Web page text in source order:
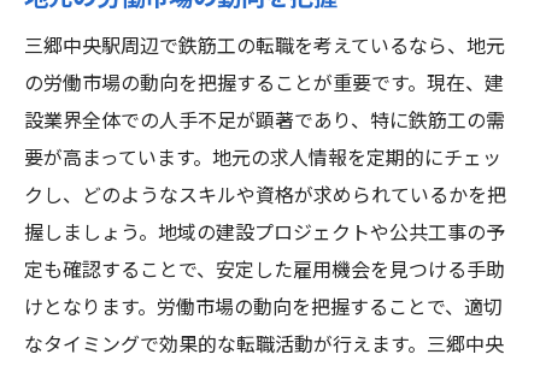
三郷中央駅周辺で鉄筋工の転職を考えているなら、地元
の労働市場の動向を把握することが重要です。現在、建
設業界全体での人手不足が顕著であり、特に鉄筋工の需
要が高まっています。地元の求人情報を定期的にチェッ
クし、どのようなスキルや資格が求められているかを把
握しましょう。地域の建設プロジェクトや公共工事の予
定も確認することで、安定した雇用機会を見つける手助
けとなります。労働市場の動向を把握することで、適切
なタイミングで効果的な転職活動が行えます。三郷中央